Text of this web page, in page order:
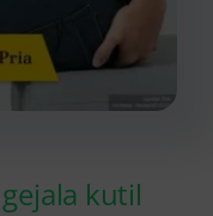
gejala kutil